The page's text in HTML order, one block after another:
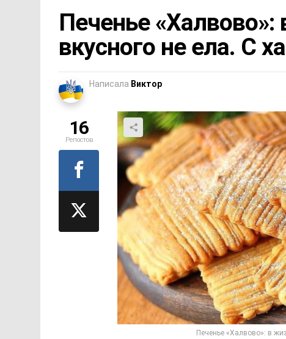
Печенье «Халвово»:
вкусного не ела. С
Написала Виктор
Печенье «Халвово»: в
16
Репостов